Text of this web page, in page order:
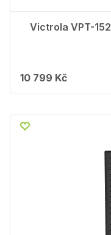
Victrola VPT-
10 799 Kč